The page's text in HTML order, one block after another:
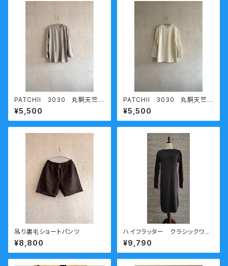
PATCHII 3030 丸胴天竺七
分袖Ｔシャツ グレー XXL
今城メリヤス
¥5,500
PATCHII 3030 丸胴天竺七
分袖Ｔシャツ ホワイト XXL 熟
成コットン 今城メリヤス
¥5,500
吊り裏毛ショートパンツ
¥8,800
ハイフラッター クラシックワッ
フルワンピース チャコール
¥9,790